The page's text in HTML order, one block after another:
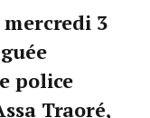
3
police
Traoré,